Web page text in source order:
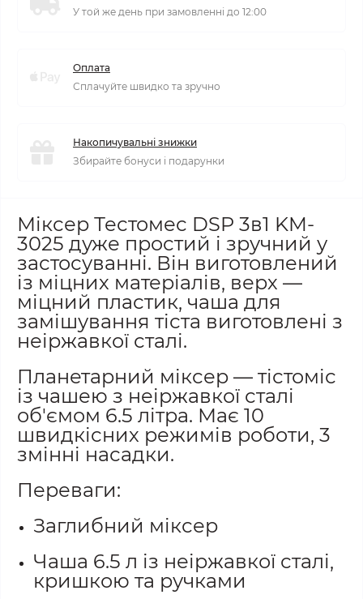
У той же день при замовленні до 12:00
Оплата
Сплачуйте швидко та зручно
Накопичувальні знижки
Збирайте бонуси і подарунки
Міксер Тестомес DSP 3в1 KM-
3025 дуже простий і зручний у
застосуванні. Він виготовлений
із міцних матеріалів, верх —
міцний пластик, чаша для
замішування тіста виготовлені з
неіржавкої сталі.
Планетарний міксер — тістоміс
із чашею з неіржавкої сталі
об'ємом 6.5 літра. Має 10
швидкісних режимів роботи, 3
змінні насадки.
Переваги:
Заглибний міксер
Чаша 6.5 л із неіржавкої сталі,
кришкою та ручками